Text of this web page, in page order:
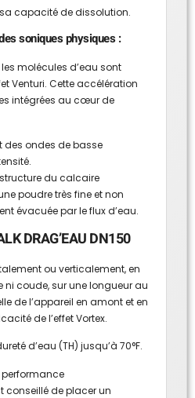
capacité de dissolution.
soniques physiques :
molécules d’eau sont
Venturi. Cette accélération
intégrées au cœur de
des ondes de basse
du calcaire
poudre très fine et non
évacuée par le flux d’eau.
DRAG’EAU DN150
ou verticalement, en
ni coude, sur une longueur au
de l’appareil en amont et en
de l’effet Vortex.
d’eau (TH) jusqu’à 70°F.
performance
conseillé de placer un